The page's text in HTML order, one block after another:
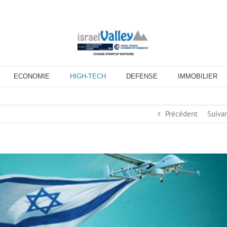
ECONOMIE HIGH-TECH DEFENSE IMMOBILIER
Précédent